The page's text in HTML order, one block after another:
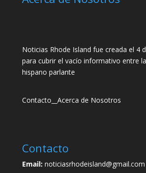
Noticias Rhode Island fue creada el 4
para cubrir el vacío informativo entre
hispano parlante
Contacto Acerca de Nosotros
Contacto
Email:noticiasrhodeisland@gmail.com